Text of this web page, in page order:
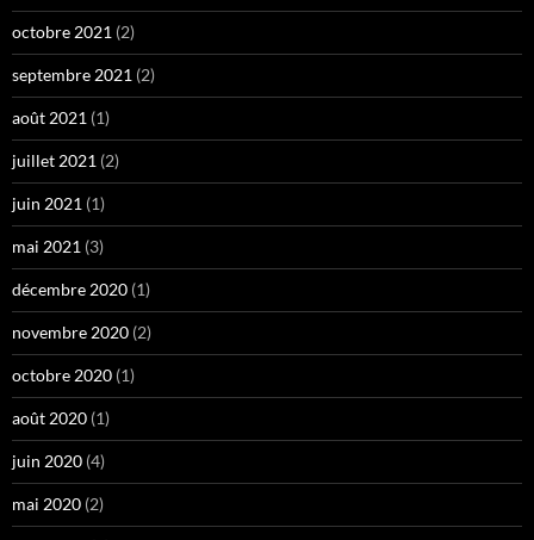
octobre 2021 (2)
septembre 2021 (2)
août 2021 (1)
juillet 2021 (2)
juin 2021 (1)
mai 2021 (3)
décembre 2020 (1)
novembre 2020 (2)
octobre 2020 (1)
août 2020 (1)
juin 2020 (4)
mai 2020 (2)